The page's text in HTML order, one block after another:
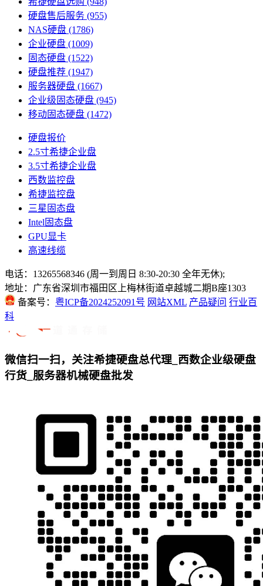
硬盘售后服务 (955)
NAS硬盘 (1786)
企业硬盘 (1009)
固态硬盘 (1522)
硬盘推荐 (1947)
服务器硬盘 (1667)
企业级固态硬盘 (945)
移动固态硬盘 (1472)
硬盘报价
2.5寸希捷企业盘
3.5寸希捷企业盘
西数监控盘
希捷监控盘
三星固态盘
Intel固态盘
GPU显卡
高速线缆
电话：13265568346 (周一到周日 8:30-20:30 全年无休);
地址：广东省深圳市福田区上梅林街道卓越城二期B座1303
备案号： 粤ICP备2024252091号 网站XML 产品疑问 行业百
科
微信扫一扫，关注希捷硬盘总代理_西数企业级硬盘
行货_服务器机械硬盘批发